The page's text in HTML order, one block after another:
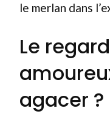
le merlan dans
Le
agacer ?